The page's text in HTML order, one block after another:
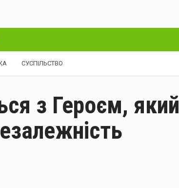
СУСПІЛЬСТВО
з Героєм, який